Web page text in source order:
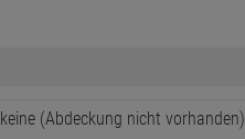
keine (Abdeckung nicht vorhanden)